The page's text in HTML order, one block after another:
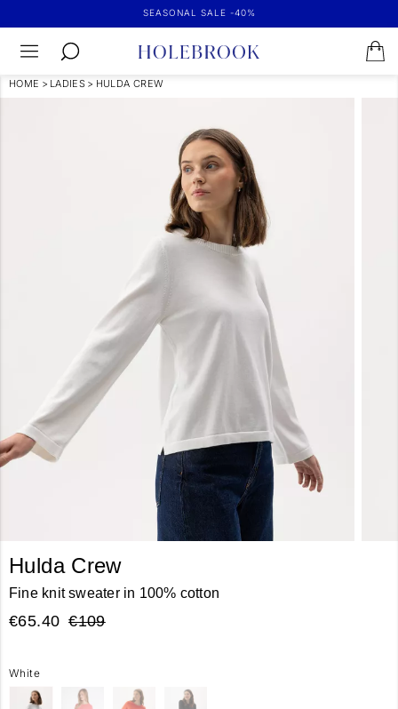
SEASONAL SALE -40%
HOME > LADIES > HULDA CREW
Hulda Crew
Fine knit sweater in 100% cotton
€65.40 €109
White